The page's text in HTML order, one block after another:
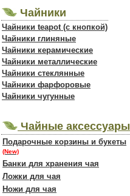
Чайники
Чайники teapot (с кнопкой)
Чайники глиняные
Чайники керамические
Чайники металлические
Чайники стеклянные
Чайники фарфоровые
Чайники чугунные
Чайные аксессуары
Подарочные корзины и букеты
(New)
Банки для хранения чая
Ложки для чая
Ножи для чая